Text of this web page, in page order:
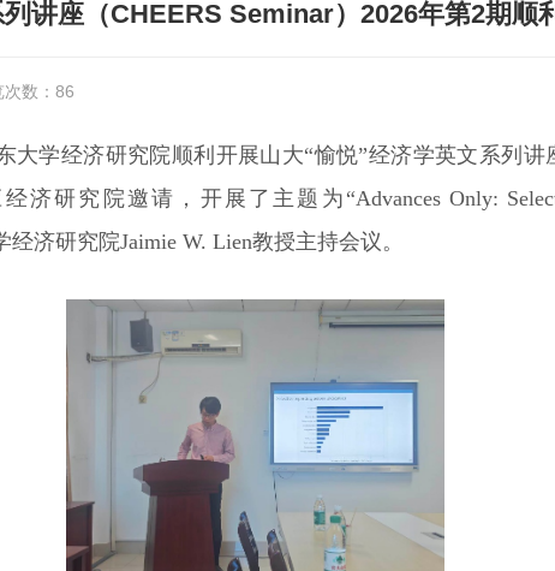
讲座（CHEERS Seminar）2026年第2期顺
数： 86
大学经济研究院顺利开展山大“愉悦”经济学英文系列讲
研究院邀请，开展了主题为“Advances Only:
济研究院Jaimie W. Lien教授主持会议。